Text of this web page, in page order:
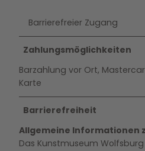
Barrierefreier Zugang
Zahlungsmöglichkeiten
Barzahlung vor Ort,
Karte
Barrierefreiheit
Allgemeine Informationen
Das Kunstmuseum